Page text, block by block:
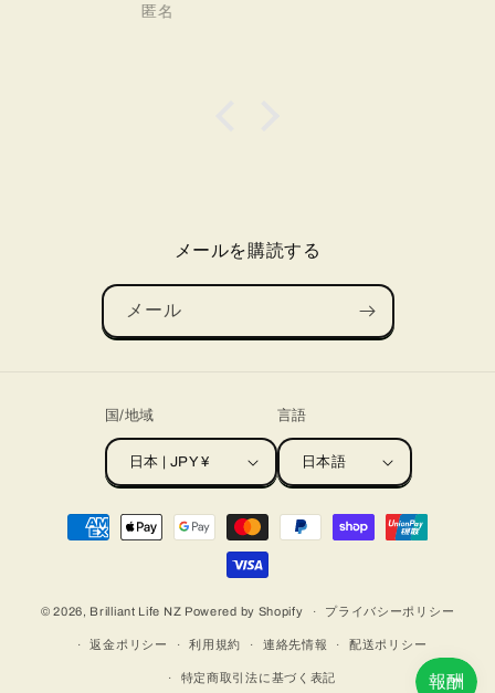
メールを購読する
メール
国/地域
日本 | JPY ¥
言語
日本語
法
© 2026, Brilliant Life NZ Powered by Shopify プライバシーポリシー
返金ポリシー 利用規約 連絡先情報 配送ポリシー
特定商取引法に基づく表記